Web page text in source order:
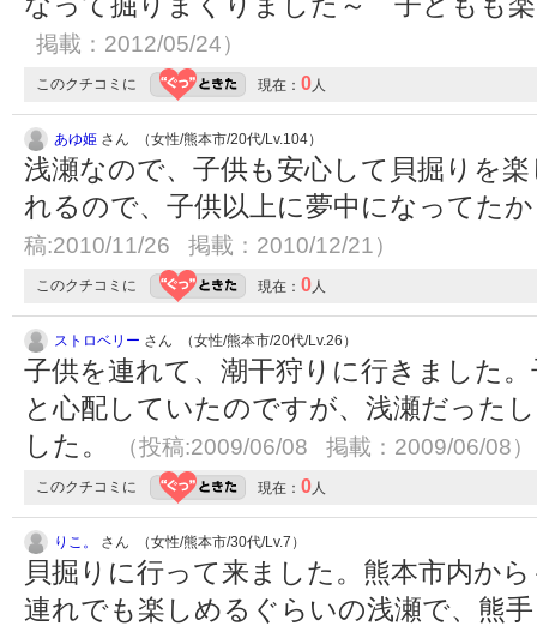
掲載：2012/05/24）
このクチコミに 現在： 0人
あゆ姫 さん （女性/熊本市/20代/Lv.104）
浅瀬なので、子供も安心して貝掘りを
れるので、子供以上に夢中になってた
稿:2010/11/26 掲載：2010/12/21）
このクチコミに 現在： 0人
ストロベリー さん （女性/熊本市/20代/Lv.26）
子供を連れて、潮干狩りに行きました
と心配していたのですが、浅瀬だった
した。
（投稿:2009/06/08 掲載：2009/06/08）
このクチコミに 現在： 0人
りこ。 さん （女性/熊本市/30代/Lv.7）
貝掘りに行って来ました。熊本市内か
連れでも楽しめるぐらいの浅瀬で、熊